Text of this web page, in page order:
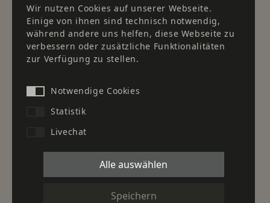
Standort Düsseldorf
Standort Frankfurt
Kontakt
Wasserspenderlösungen:
Ausbau und Einrichtung von Krankenhäusern und
Wir nutzen Cookies auf unserer Webseite.
Einige von ihnen sind technisch notwendig,
während andere uns helfen, diese Webseite zu
verbessern oder zusätzliche Funktionalitäten
zur Verfügung zu stellen.
Notwendige Cookies
Statistik
Livechat
Alle auswählen
Speichern